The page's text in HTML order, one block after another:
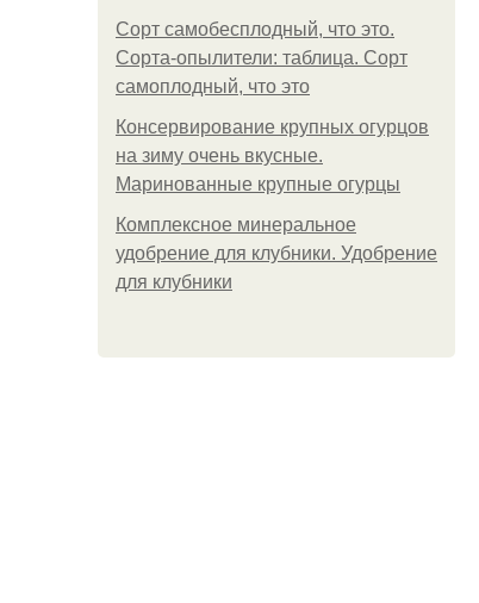
Сорт самобесплодный, что это.
Сорта-опылители: таблица. Сорт
самоплодный, что это
Консервирование крупных огурцов
на зиму очень вкусные.
Маринованные крупные огурцы
Комплексное минеральное
удобрение для клубники. Удобрение
для клубники